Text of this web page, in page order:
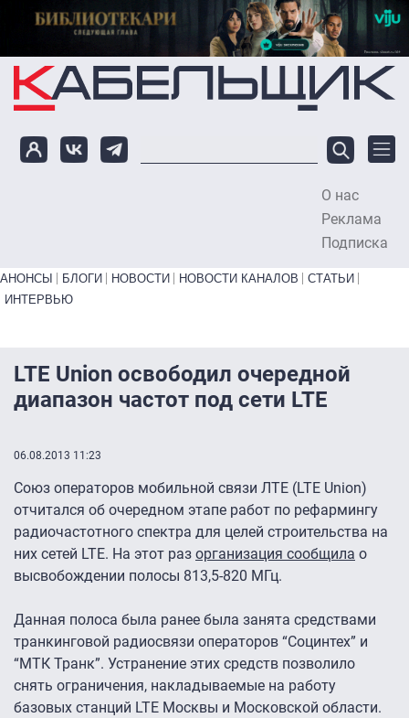
Перейти к основному содержанию
О нас
Реклама
Подписка
Primary links bottom
АНОНСЫ БЛОГИ НОВОСТИ НОВОСТИ КАНАЛОВ
СТАТЬИ
ИНТЕРВЬЮ
LTE Union освободил очередной
диапазон частот под сети LTE
06.08.2013 11:23
Союз операторов мобильной связи ЛТЕ (LTE Union)
отчитался об очередном этапе работ по рефармингу
радиочастотного спектра для целей строительства на
них сетей LTE. На этот раз организация сообщила о
высвобождении полосы 813,5-820 МГц.
Данная полоса была ранее была занята средствами
транкинговой радиосвязи операторов “Социнтех” и
“МТК Транк”. Устранение этих средств позволило
снять ограничения, накладываемые на работу
базовых станций LTE Москвы и Московской области.